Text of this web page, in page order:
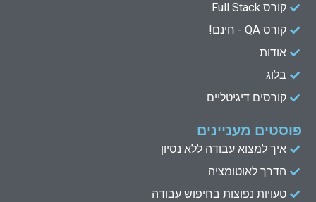
o
k
קורס Full Stack
קורס QA - חינם!
אודות
בלוג
קורסים דיגיטליים
פוסטים מעניינים
איך למצוא עבודה ללא נסיון
הדרך לאוטומציה
טעויות נפוצות בחיפוש עבודה